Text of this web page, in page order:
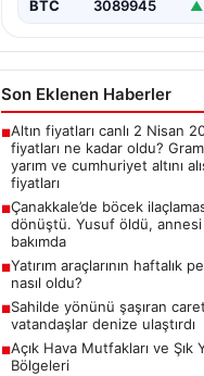
BTC 3089945 ▲
Son Eklenen Haberler
■Altın fiyatları canlı 2 Nisan
fiyatları ne kadar oldu?
yarım ve cumhuriyet altını
fiyatları
■Çanakkale’de böcek
dönüştü. Yusuf öldü,
bakımda
■Yatırım araçlarının haftalık
nasıl oldu?
■Sahilde yönünü şaşıran
vatandaşlar denize ulaştırdı
■Açık Hava Mutfakları ve Şık
Bölgeleri